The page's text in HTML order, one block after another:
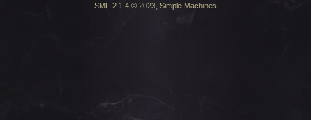
SMF 2.1.4 © 2023, Simple Machines